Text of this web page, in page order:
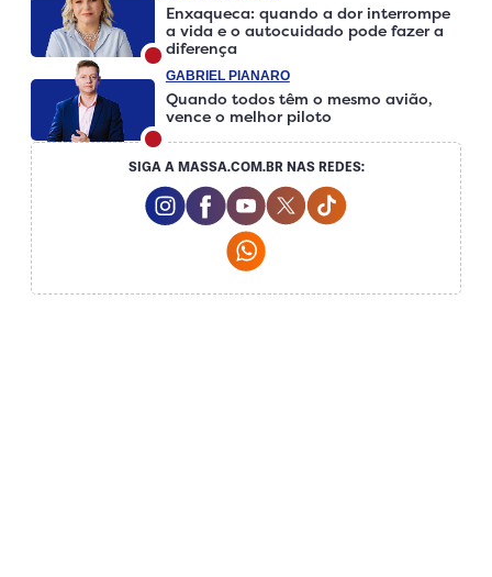
Enxaqueca: quando a dor interrompe
a vida e o autocuidado pode fazer a
diferença
GABRIEL PIANARO
Quando todos têm o mesmo avião,
vence o melhor piloto
SIGA A MASSA.COM.BR NAS REDES:
Instagram Social Media
Facebook Social Media
Youtube Social Media
Twitter Social Media
Tiktok Social
Whatsapp Social Media